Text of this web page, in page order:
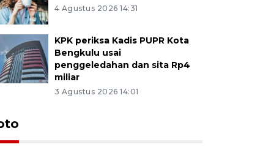
4 Agustus 2026 14:31
KPK periksa Kadis PUPR Kota
Bengkulu usai
penggeledahan dan sita Rp4
miliar
3 Agustus 2026 14:01